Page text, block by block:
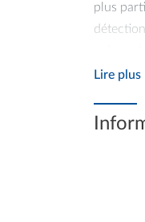
plus
Lire plus